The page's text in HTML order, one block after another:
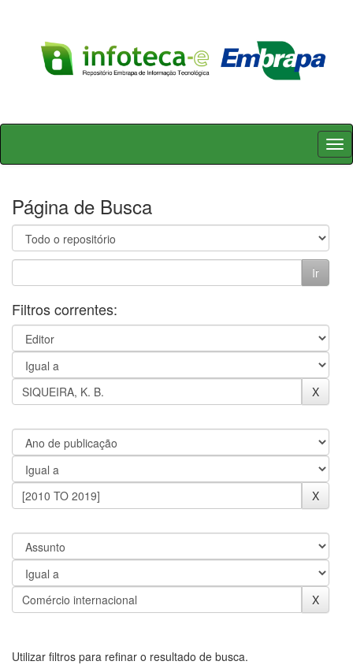
Skip
Página de Busca
Filtros correntes:
Utilizar filtros para refinar o resultado de busca.